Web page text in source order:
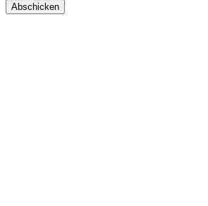
Abschicken